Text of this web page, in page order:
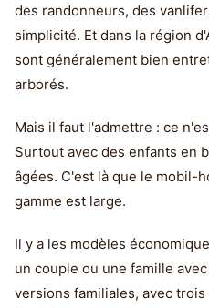
des randonneurs, des
simplicité. Et dans la région
sont généralement bien
arborés.
Mais il faut l'admettre : ce
Surtout avec des enfants en
âgées. C'est là que le mobil-
gamme est large.
Il y a les modèles
un couple ou une famille
versions familiales, avec